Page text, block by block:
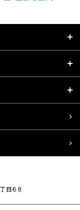
目６８